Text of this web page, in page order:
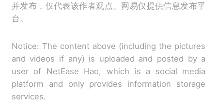
并发布，仅代表该作者观点。网易仅提供信息发布平
台。
Notice: The content above (including the pictures
and videos if any) is uploaded and posted by a
user of NetEase Hao, which is a social media
platform and only provides information storage
services.